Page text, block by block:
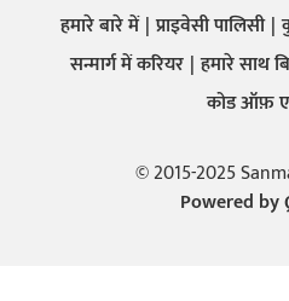
हमारे बारे में प्राइवेसी पालिसी
सन्मार्ग में करियर हमारे साथ
कोड ऑफ़
© 2015-2025
Powered by